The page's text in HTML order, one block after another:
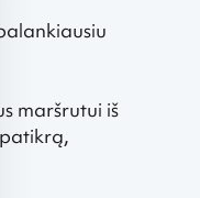
maršrutui iš